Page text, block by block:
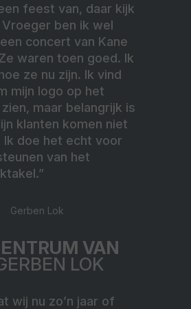
feest van, daar kijk
Vroeger ben ik wel
concert van Kane
waren toen goed. Ik
ze nu zijn. Ik vind
mijn logo op het
maar belangrijk is
klanten komen niet
Ik doe het echt voor
van het
Gerben Lok
VAN
LOK
wij nu zo’n jaar of